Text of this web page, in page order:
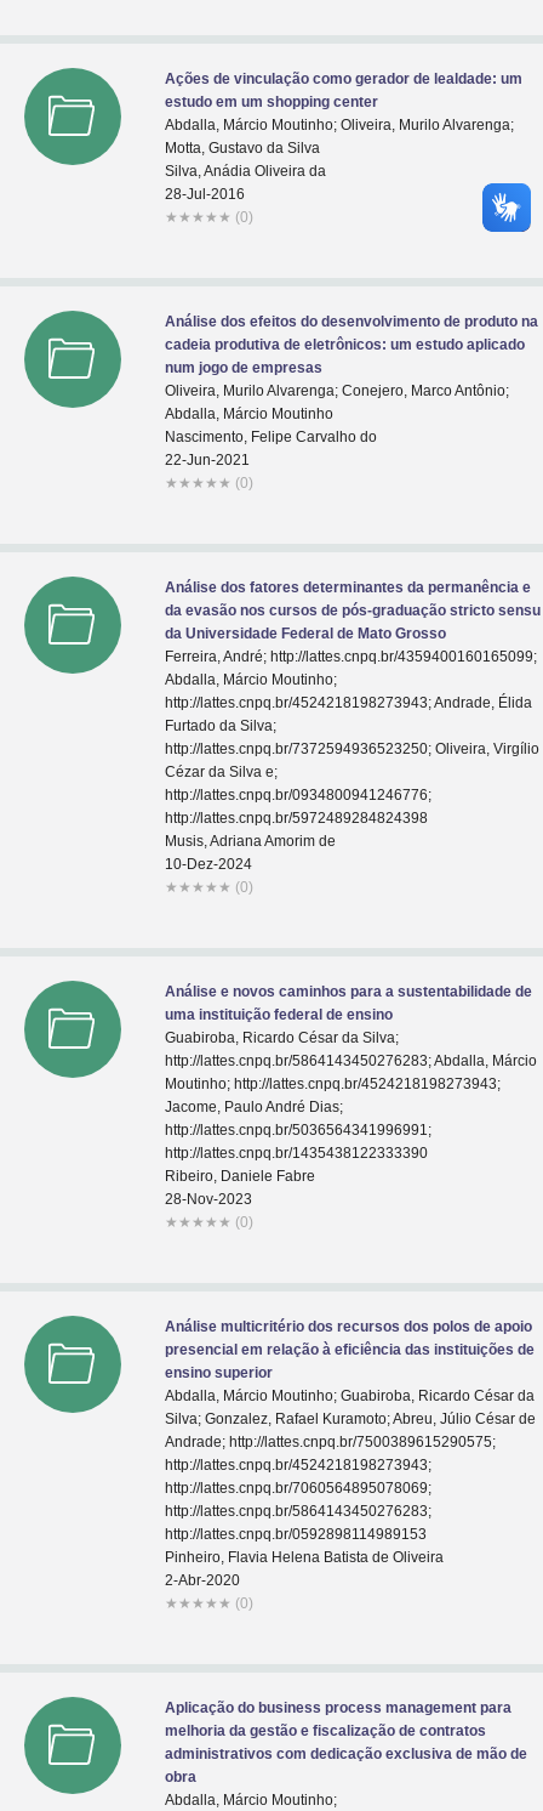
Ações de vinculação como gerador de lealdade: um
estudo em um shopping center
Abdalla, Márcio Moutinho; Oliveira, Murilo Alvarenga;
Motta, Gustavo da Silva
Silva, Anádia Oliveira da
28-Jul-2016
★ ★ ★ ★ ★ (0)
Análise dos efeitos do desenvolvimento de produto na
cadeia produtiva de eletrônicos: um estudo aplicado
num jogo de empresas
Oliveira, Murilo Alvarenga; Conejero, Marco Antônio;
Abdalla, Márcio Moutinho
Nascimento, Felipe Carvalho do
22-Jun-2021
★ ★ ★ ★ ★ (0)
Análise dos fatores determinantes da permanência e
da evasão nos cursos de pós-graduação stricto sensu
da Universidade Federal de Mato Grosso
Ferreira, André; http://lattes.cnpq.br/4359400160165099;
Abdalla, Márcio Moutinho;
http://lattes.cnpq.br/4524218198273943; Andrade, Élida
Furtado da Silva;
http://lattes.cnpq.br/7372594936523250; Oliveira, Virgílio
Cézar da Silva e;
http://lattes.cnpq.br/0934800941246776;
http://lattes.cnpq.br/5972489284824398
Musis, Adriana Amorim de
10-Dez-2024
★ ★ ★ ★ ★ (0)
Análise e novos caminhos para a sustentabilidade de
uma instituição federal de ensino
Guabiroba, Ricardo César da Silva;
http://lattes.cnpq.br/5864143450276283; Abdalla, Márcio
Moutinho; http://lattes.cnpq.br/4524218198273943;
Jacome, Paulo André Dias;
http://lattes.cnpq.br/5036564341996991;
http://lattes.cnpq.br/1435438122333390
Ribeiro, Daniele Fabre
28-Nov-2023
★ ★ ★ ★ ★ (0)
Análise multicritério dos recursos dos polos de apoio
presencial em relação à eficiência das instituições de
ensino superior
Abdalla, Márcio Moutinho; Guabiroba, Ricardo César da
Silva; Gonzalez, Rafael Kuramoto; Abreu, Júlio César de
Andrade; http://lattes.cnpq.br/7500389615290575;
http://lattes.cnpq.br/4524218198273943;
http://lattes.cnpq.br/7060564895078069;
http://lattes.cnpq.br/5864143450276283;
http://lattes.cnpq.br/0592898114989153
Pinheiro, Flavia Helena Batista de Oliveira
2-Abr-2020
★ ★ ★ ★ ★ (0)
Aplicação do business process management para
melhoria da gestão e fiscalização de contratos
administrativos com dedicação exclusiva de mão de
obra
Abdalla, Márcio Moutinho;